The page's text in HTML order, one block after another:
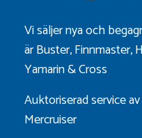
Vi säljer nya och
ärBuster,Finnmaster,
Yamarin&Cross
Auktoriserad service
Mercruiser